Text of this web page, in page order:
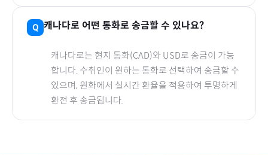
캐나다로 어떤 통화로 송금할 수 있나요?
캐나다로는 현지 통화(CAD)와 USD로 송금이 가능
합니다. 수취인이 원하는 통화로 선택하여 송금할 수
있으며, 원화에서 실시간 환율을 적용하여 투명하게
환전 후 송금됩니다.